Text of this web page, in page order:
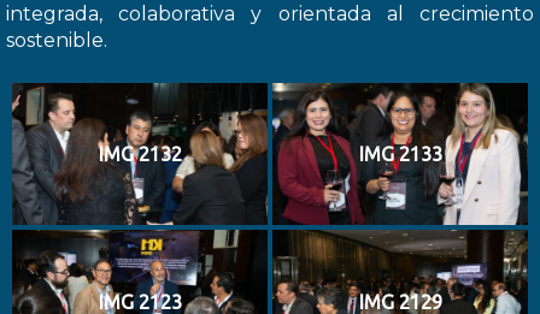
integrada, colaborativa y orientada al crecimiento
sostenible.
IMG 2132 IMG 2133
IMG 2123 IMG 2129